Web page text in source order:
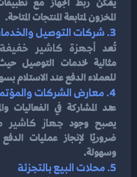
المخزون لمتابعة المنتجات المتاحة.
3. شركات التوصيل والخدمات الميدانية
تُعد أجهزة كاشير
للعملاء الدفع عند الاستلام
4. معارض الشركات والمؤتمرات
يصبح وجود جهاز كاشير
وسهولة.
5. محلات البيع بالتجزئة